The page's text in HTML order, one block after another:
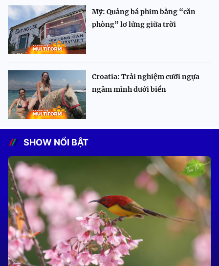
Mỹ: Quảng bá phim bằng “căn
phòng” lơ lửng giữa trời
Croatia: Trải nghiệm cưỡi ngựa
ngâm mình dưới biển
SHOW NỔI BẬT